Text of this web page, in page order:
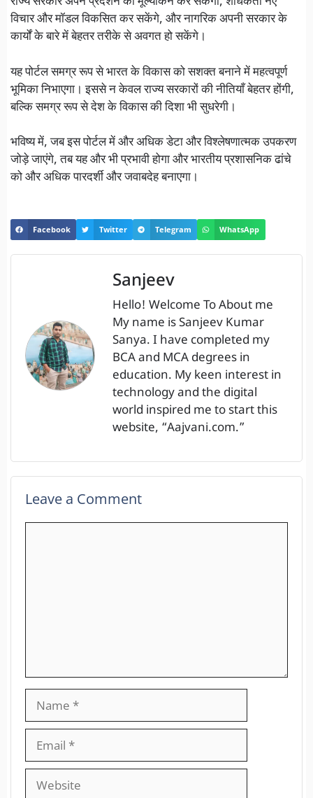
विचार और मॉडल विकसित कर सकेंगे, और नागरिक अपनी सरकार के
कार्यों के बारे में बेहतर तरीके से अवगत हो सकेंगे।
यह पोर्टल समग्र रूप से भारत के विकास को सशक्त बनाने में महत्वपूर्ण
भूमिका निभाएगा। इससे न केवल राज्य सरकारों की नीतियाँ बेहतर होंगी,
बल्कि समग्र रूप से देश के विकास की दिशा भी सुधरेगी।
भविष्य में, जब इस पोर्टल में और अधिक डेटा और विश्लेषणात्मक उपकरण
जोड़े जाएंगे, तब यह और भी प्रभावी होगा और भारतीय प्रशासनिक ढांचे
को और अधिक पारदर्शी और जवाबदेह बनाएगा।
Facebook Twitter Telegram WhatsApp
Sanjeev
Hello! Welcome To About me
My name is Sanjeev Kumar
Sanya. I have completed my
BCA and MCA degrees in
education. My keen interest in
technology and the digital
world inspired me to start this
website, “Aajvani.com.”
Leave a Comment